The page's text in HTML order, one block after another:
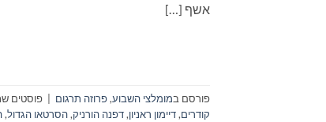
אשף […]
פורסם במומלצי השבוע,פרוזה תרגום פוסטים
קודרים,דיימון ראניון,דפנה הורניק,הסרטאו הגדול,